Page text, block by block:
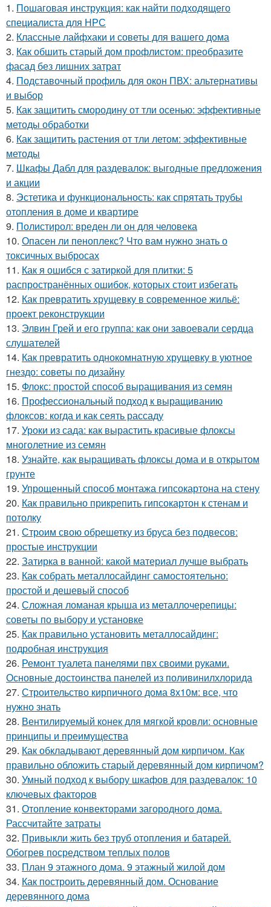
1. Пошаговая инструкция: как найти подходящего
специалиста для НРС
2. Классные лайфхаки и советы для вашего дома
3. Как обшить старый дом профлистом: преобразите
фасад без лишних затрат
4. Подставочный профиль для окон ПВХ: альтернативы
и выбор
5. Как защитить смородину от тли осенью: эффективные
методы обработки
6. Как защитить растения от тли летом: эффективные
методы
7. Шкафы Дабл для раздевалок: выгодные предложения
и акции
8. Эстетика и функциональность: как спрятать трубы
отопления в доме и квартире
9. Полистирол: вреден ли он для человека
10. Опасен ли пеноплекс? Что вам нужно знать о
токсичных выбросах
11. Как я ошибся с затиркой для плитки: 5
распространённых ошибок, которых стоит избегать
12. Как превратить хрущевку в современное жильё:
проект реконструкции
13. Элвин Грей и его группа: как они завоевали сердца
слушателей
14. Как превратить однокомнатную хрущевку в уютное
гнездо: советы по дизайну
15. Флокс: простой способ выращивания из семян
16. Профессиональный подход к выращиванию
флоксов: когда и как сеять рассаду
17. Уроки из сада: как вырастить красивые флоксы
многолетние из семян
18. Узнайте, как выращивать флоксы дома и в открытом
грунте
19. Упрощенный способ монтажа гипсокартона на стену
20. Как правильно прикрепить гипсокартон к стенам и
потолку
21. Строим свою обрешетку из бруса без подвесов:
простые инструкции
22. Затирка в ванной: какой материал лучше выбрать
23. Как собрать металлосайдинг самостоятельно:
простой и дешевый способ
24. Сложная ломаная крыша из металлочерепицы:
советы по выбору и установке
25. Как правильно установить металлосайдинг:
подробная инструкция
26. Ремонт туалета панелями пвх своими руками.
Основные достоинства панелей из поливинилхлорида
27. Строительство кирпичного дома 8х10м: все, что
нужно знать
28. Вентилируемый конек для мягкой кровли: основные
принципы и преимущества
29. Как обкладывают деревянный дом кирпичом. Как
правильно обложить старый деревянный дом кирпичом?
30. Умный подход к выбору шкафов для раздевалок: 10
ключевых факторов
31. Отопление конвекторами загородного дома.
Рассчитайте затраты
32. Привыкли жить без труб отопления и батарей.
Обогрев посредством теплых полов
33. План 9 этажного дома. 9 этажный жилой дом
34. Как построить деревянный дом. Основание
деревянного дома